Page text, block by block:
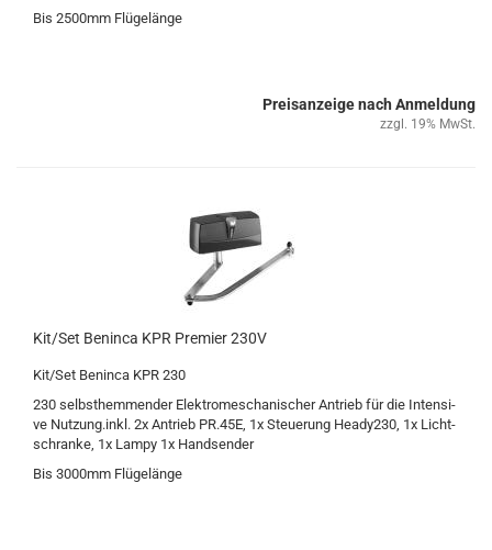
Bis 2500mm Flü­ge­län­ge
Preisanzeige nach Anmeldung
zzgl. 19% MwSt.
Kit/Set Ben­in­ca KPR Pre­mier 230V
Kit/Set Ben­in­ca KPR 230
230 selbst­hem­men­der Elek­tro­me­scha­ni­scher An­trieb für die In­ten­si­
ve Nut­zung.inkl. 2x An­trieb PR.45E, 1x Steue­rung Heady230, 1x Licht­
schran­ke, 1x Lampy 1x Hand­sen­der
Bis 3000mm Flü­ge­län­ge